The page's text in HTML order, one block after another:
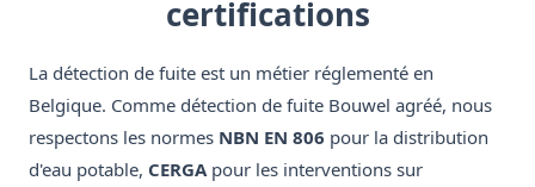
certifications
La détection de fuite est un métier réglementé en
Belgique. Comme détection de fuite Bouwel agréé, nous
respectons les normes NBN EN 806 pour la distribution
d'eau potable, CERGApour les interventions sur